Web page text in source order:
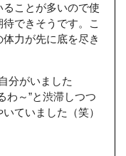
ことが多いので使
できそうです。こ
力が先に底を尽き
分がいました
わ～”と渋滞しつつ
ていました（笑）